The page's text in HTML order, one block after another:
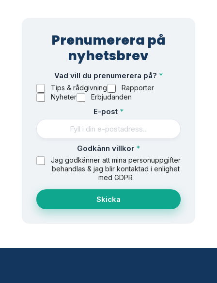
Prenumerera på
nyhetsbrev
Vad vill du prenumerera på? *
Tips & rådgivning
Rapporter
Nyheter
Erbjudanden
E-post *
G
d
k
ä
n
n
G
ä
Godkänn villkor *
Jag godkänner att mina personuppgifter
behandlas & jag blir kontaktad i enlighet
med GDPR
Skicka